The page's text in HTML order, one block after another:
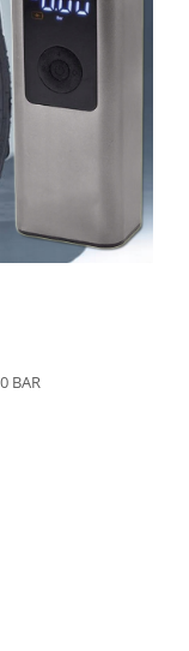
BAR